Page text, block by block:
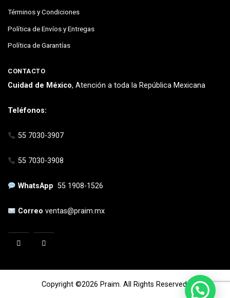
Términos y Condiciones
Política de Envíos y Entregas
Política de Garantías
CONTACTO
Cuidad de México, Atención a toda la República Mexicana
Teléfonos:
55 7030-3907
55 7030-3908
WhatsApp55 1908-1526
Correoventas@praim.mx
Copyright ©2026 Praim. All Rights Reserved.